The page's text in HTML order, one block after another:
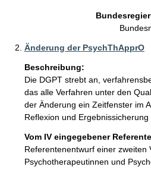
Änderung der PsychThApprO
Beschreibung:
Die DGPT strebt an,
das alle Verfahren unter den
der Änderung ein Zeitfenster im
Reflexion und Ergebnissicherung
Vom IV eingegebener
Referentenentwurf einer
Psychotherapeutinnen und